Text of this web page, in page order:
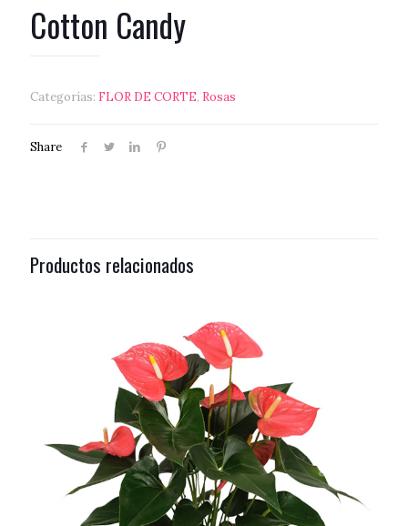
Cotton Candy
Categorías: FLOR DE CORTE, Rosas
Share
Productos relacionados